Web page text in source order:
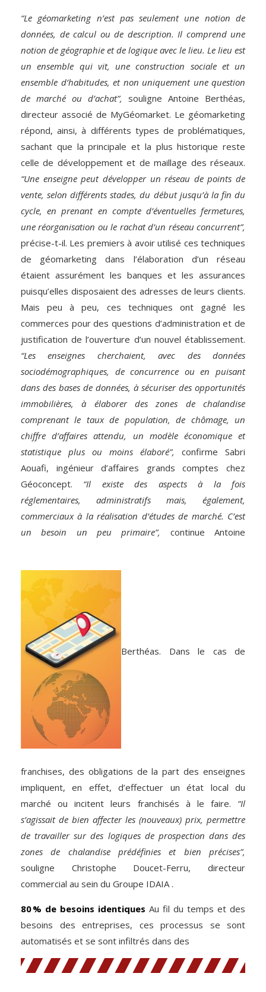
“Le géomarketing n’est pas seulement une notion de
données, de calcul ou de description. Il comprend une
notion de géographie et de logique avec le lieu. Le lieu est
un ensemble qui vit, une construction ­sociale et un
ensemble d’habitudes, et non uniquement une question
de marché ou d’achat”, souligne Antoine Berthéas,
directeur associé de MyGéomarket. Le géomarketing
répond, ainsi, à différents types de problématiques,
sachant que la principale et la plus historique reste
celle de développement et de maillage des réseaux.
“Une enseigne peut développer un réseau de points de
vente, selon différents stades, du début jusqu’à la fin du
cycle, en prenant en compte d’éventuelles fermetures,
une réorganisation ou le rachat d’un réseau concurrent”,
précise-t-il. Les premiers à avoir utilisé ces techniques
de géomarketing dans l’élaboration d’un réseau
étaient assurément les banques et les assurances
puisqu’elles disposaient des adresses de leurs clients.
Mais peu à peu, ces techniques ont gagné les
commerces pour des questions d’administration et de
justification de l’ouverture d’un nouvel établissement.
“Les enseignes cherchaient, avec des données
sociodémographiques, de concurrence ou en puisant
dans des bases de données, à sécuriser des opportunités
immobilières, à élaborer des zones de chalandise
comprenant le taux de population, de chômage, un
chiffre d’affaires attendu, un modèle économique et
statistique plus ou moins élaboré”, confirme Sabri
Aouafi, ingénieur d’affaires grands comptes chez
Géoconcept. “Il existe des aspects à la fois
réglementaires, administratifs mais, également,
commerciaux à la réalisation d’études de marché. C’est
un besoin un peu primaire”,
continue Antoine
Berthéas. Dans le cas de
franchises, des obligations de la part des enseignes
impliquent, en effet, d’effectuer un état local du
marché ou incitent leurs franchisés à le faire. “Il
s’agissait de bien affecter les (nouveaux) prix, permettre
de travailler sur des logiques de prospection dans des
zones de chalandise prédéfinies et bien précises”,
souligne Christophe Doucet-Ferru, directeur
commercial au sein du Groupe IDAIA .
80 % de besoins identiques Au fil du temps et des
besoins des entreprises, ces processus se sont
automatisés et se sont infiltrés dans des